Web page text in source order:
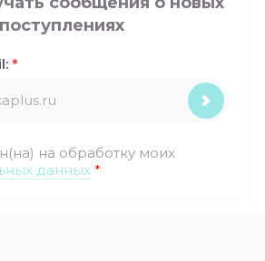
поступлениях
на обработку моих
данных *
*